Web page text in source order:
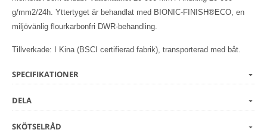
g/mm2/24h. Yttertyget är behandlat med BIONIC-FINISH®ECO, en
miljövänlig flourkarbonfri DWR-behandling.
Tillverkade: I Kina (BSCI certifierad fabrik), transporterad med båt.
SPECIFIKATIONER
DELA
SKÖTSELRÅD